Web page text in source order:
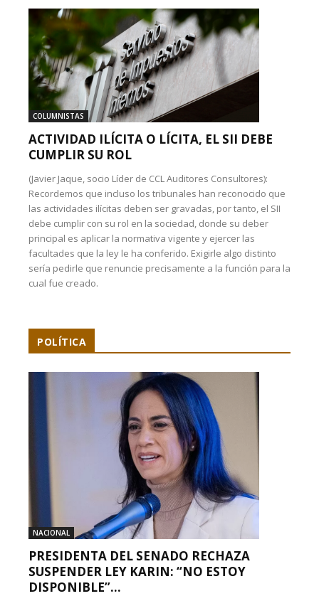
COLUMNISTAS
ACTIVIDAD ILÍCITA O LÍCITA, EL SII DEBE
CUMPLIR SU ROL
(Javier Jaque, socio Líder de CCL Auditores Consultores):
Recordemos que incluso los tribunales han reconocido que
las actividades ilícitas deben ser gravadas, por tanto, el SII
debe cumplir con su rol en la sociedad, donde su deber
principal es aplicar la normativa vigente y ejercer las
facultades que la ley le ha conferido. Exigirle algo distinto
sería pedirle que renuncie precisamente a la función para la
cual fue creado.
POLÍTICA
NACIONAL
PRESIDENTA DEL SENADO RECHAZA
SUSPENDER LEY KARIN: “NO ESTOY
DISPONIBLE”...